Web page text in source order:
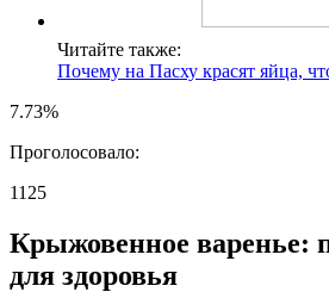
Читайте также:
Почему на Пасху красят яйца,
7.73%
Проголосовало:
1125
Крыжовенное варенье:
для здоровья